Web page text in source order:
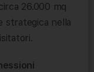
26.000 mq
strategica nella